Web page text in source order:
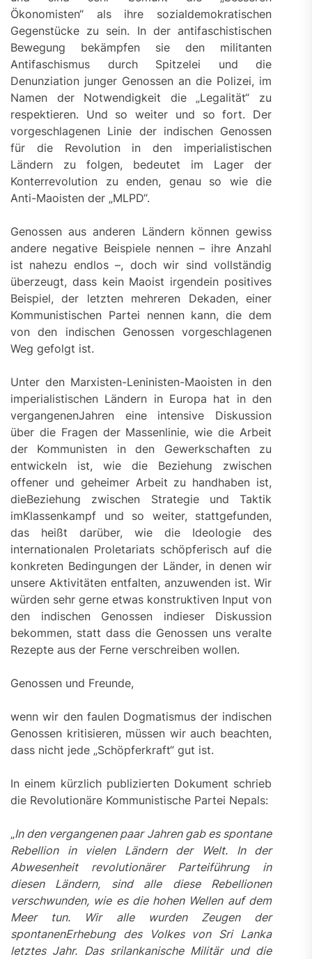
Ökonomisten“ als ihre sozialdemokratischen
Gegenstücke zu sein. In der antifaschistischen
Bewegung bekämpfen sie den militanten
Antifaschismus durch Spitzelei und die
Denunziation junger Genossen an die Polizei, im
Namen der Notwendigkeit die „Legalität“ zu
respektieren. Und so weiter und so fort. Der
vorgeschlagenen Linie der indischen Genossen
für die Revolution in den imperialistischen
Ländern zu folgen, bedeutet im Lager der
Konterrevolution zu enden, genau so wie die
Anti-Maoisten der „MLPD“.
Genossen aus anderen Ländern können gewiss
andere negative Beispiele nennen – ihre Anzahl
ist nahezu endlos –, doch wir sind vollständig
überzeugt, dass kein Maoist irgendein positives
Beispiel, der letzten mehreren Dekaden, einer
Kommunistischen Partei nennen kann, die dem
von den indischen Genossen vorgeschlagenen
Weg gefolgt ist.
Unter den Marxisten-Leninisten-Maoisten in den
imperialistischen Ländern in Europa hat in den
vergangenenJahren eine intensive Diskussion
über die Fragen der Massenlinie, wie die Arbeit
der Kommunisten in den Gewerkschaften zu
entwickeln ist, wie die Beziehung zwischen
offener und geheimer Arbeit zu handhaben ist,
dieBeziehung zwischen Strategie und Taktik
imKlassenkampf und so weiter, stattgefunden,
das heißt darüber, wie die Ideologie des
internationalen Proletariats schöpferisch auf die
konkreten Bedingungen der Länder, in denen wir
unsere Aktivitäten entfalten, anzuwenden ist. Wir
würden sehr gerne etwas konstruktiven Input von
den indischen Genossen indieser Diskussion
bekommen, statt dass die Genossen uns veralte
Rezepte aus der Ferne verschreiben wollen.
Genossen und Freunde,
wenn wir den faulen Dogmatismus der indischen
Genossen kritisieren, müssen wir auch beachten,
dass nicht jede „Schöpferkraft“ gut ist.
In einem kürzlich publizierten Dokument schrieb
die Revolutionäre Kommunistische Partei Nepals:
„In den vergangenen paar Jahren gab es spontane
Rebellion in vielen Ländern
der Welt. In der
Abwesenheit revolutionärer Parteiführung
in
diesen Ländern,
sind alle diese Rebellionen
verschwunden, wie es die hohen Wellen auf dem
Meer tun. Wir alle wurden Zeugen der
spontanenErhebung des Volkes von Sri Lanka
letztes Jahr. Das srilankanische Militär und die